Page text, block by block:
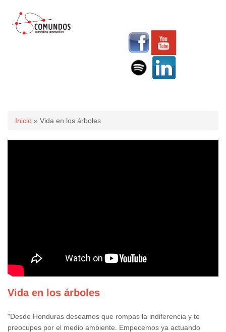
Usted está aquí
Inicio » Vida en los árboles
Vida en los árboles
"Desde Honduras deseamos que rompas la indiferencia y te
preocupes por el medio ambiente. Empecemos ya actuando